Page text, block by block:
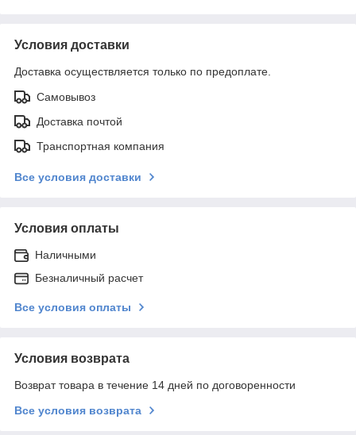
Условия доставки
Доставка осуществляется только по предоплате.
Самовывоз
Доставка почтой
Транспортная компания
Все условия доставки
Условия оплаты
Наличными
Безналичный расчет
Все условия оплаты
Условия возврата
Возврат товара в течение 14 дней по договоренности
Все условия возврата